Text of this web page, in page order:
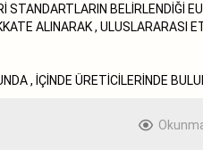
STANDARTLARIN BELİRLENDİĞİ
ALINARAK , ULUSLARARASI
, İÇİNDE ÜRETİCİLERİNDE